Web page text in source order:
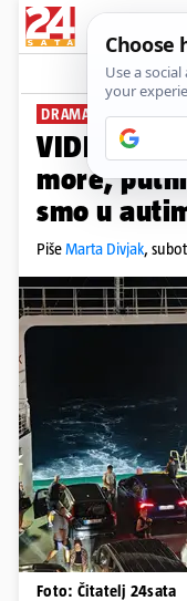
DRAMA KOD SUPETRA
VIDEO
more,
smo u
PišeMarta Divjak,
Foto: Čitatelj 24sata